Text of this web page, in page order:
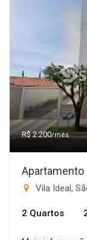
R$ 2.200/mês
Apartamento
Vila Ideal,
2 Quartos